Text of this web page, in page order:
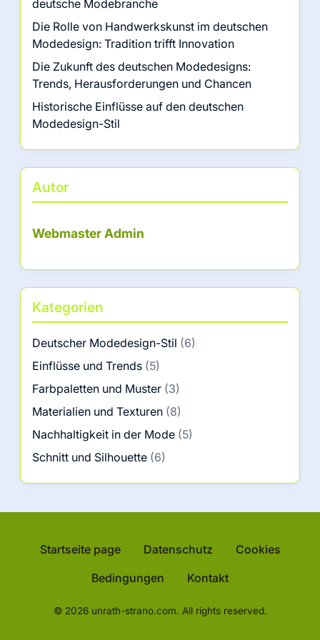
deutsche Modebranche
Die Rolle von Handwerkskunst im deutschen
Modedesign: Tradition trifft Innovation
Die Zukunft des deutschen Modedesigns:
Trends, Herausforderungen und Chancen
Historische Einflüsse auf den deutschen
Modedesign-Stil
Autor
Webmaster Admin
Kategorien
Deutscher Modedesign-Stil (6)
Einflüsse und Trends (5)
Farbpaletten und Muster (3)
Materialien und Texturen (8)
Nachhaltigkeit in der Mode (5)
Schnitt und Silhouette (6)
Startseite page Datenschutz
Cookies
Bedingungen
Kontakt
© 2026 unrath-strano.com. All rights reserved.